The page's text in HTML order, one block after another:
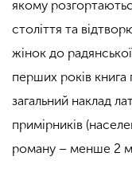
якому
століття та
жінок до
перших років книга
загальний наклад
примірників
роману – менше 2